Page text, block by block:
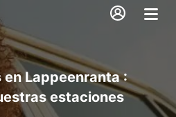
Lappeenranta :
estaciones